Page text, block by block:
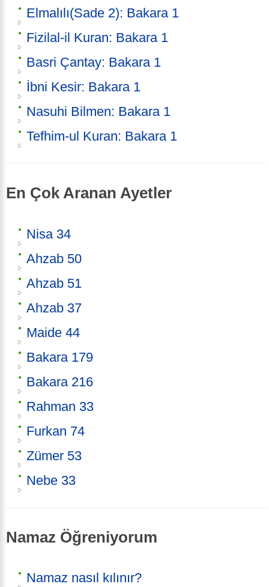
Elmalılı(Sade 2): Bakara 1
Fizilal-il Kuran: Bakara 1
Basri Çantay: Bakara 1
İbni Kesir: Bakara 1
Nasuhi Bilmen: Bakara 1
Tefhim-ul Kuran: Bakara 1
En Çok Aranan Ayetler
Nisa 34
Ahzab 50
Ahzab 51
Ahzab 37
Maide 44
Bakara 179
Bakara 216
Rahman 33
Furkan 74
Zümer 53
Nebe 33
Namaz Öğreniyorum
Namaz nasıl kılınır?